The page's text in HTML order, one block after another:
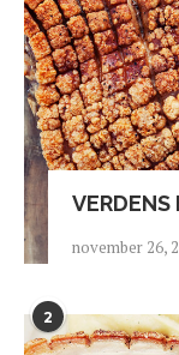
VERDENS
november 26,
2